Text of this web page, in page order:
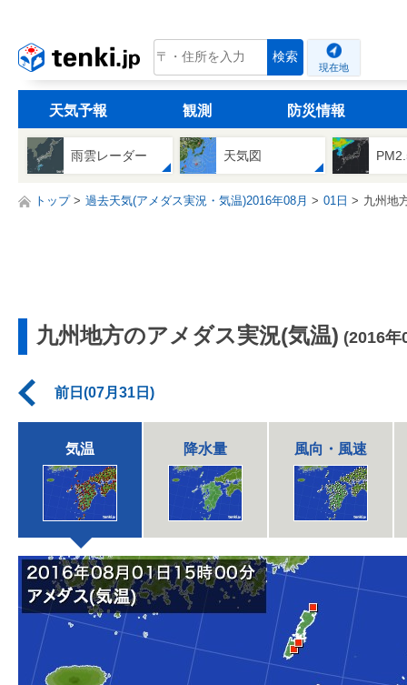
tenki.jp 検索
現在地
天気予報 観測 防災情報
雨雲レーダー 天気図
トップ 過去天気(アメダス実況・気温)2016年08月 01日 九州地
九州地方のアメダス実況(気温) (2016年
前日(07月31日)
気温 降水量 風向・風速